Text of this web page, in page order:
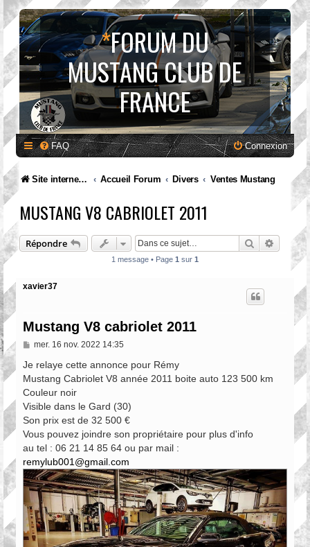
*FORUM DU
MUSTANG CLUB DE
FRANCE
FAQ Connexion
Site internet MCF Accueil Forum Divers Ventes Mustang
MUSTANG V8 CABRIOLET 2011
Répondre Rechercher
1 message • Page 1 sur 1
xavier37
Mustang V8 cabriolet 2011
M
s
a
g
e
mer. 16 nov. 2022 14:35
Je relaye cette annonce pour Rémy
Mustang Cabriolet V8 année 2011 boite auto 123 500 km
Couleur noir
Visible dans le Gard (30)
Son prix est de 32 500 €
Vous pouvez joindre son propriétaire pour plus d'info
au tel : 06 21 14 85 64 ou par mail :
remylub001@gmail.com